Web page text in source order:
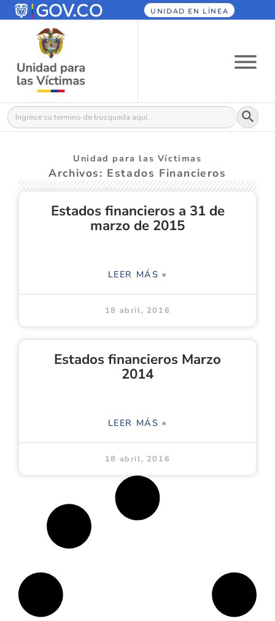
UNIDAD EN LÍNEA
Buscar: Botón
Unidad para las Víctimas
Archivos: Estados Financieros
Estados financieros a 31 de
marzo de 2015
LEER MÁS »
18 abril, 2016
Estados financieros Marzo
2014
LEER MÁS »
18 abril, 2016